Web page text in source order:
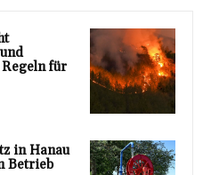
für
in Hanau
Betrieb